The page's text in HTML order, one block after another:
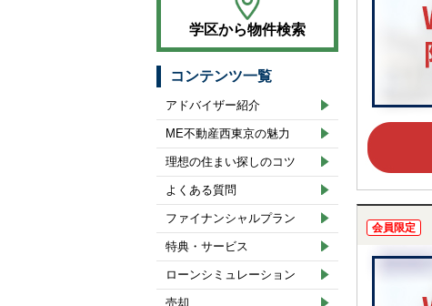
会員限定
学区から物件検索
コンテンツ一覧
アドバイザー紹介
ME不動産西東京の魅力
理想の住まい探しのコツ
よくある質問
ファイナンシャルプラン
特典・サービス
ローンシミュレーション
売却